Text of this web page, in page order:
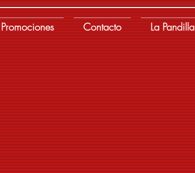
Promociones Contacto La Pandilla